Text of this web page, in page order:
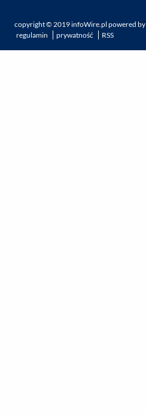
copyright ©2019infoWire.pl powered by
regulamin
prywatność RSS